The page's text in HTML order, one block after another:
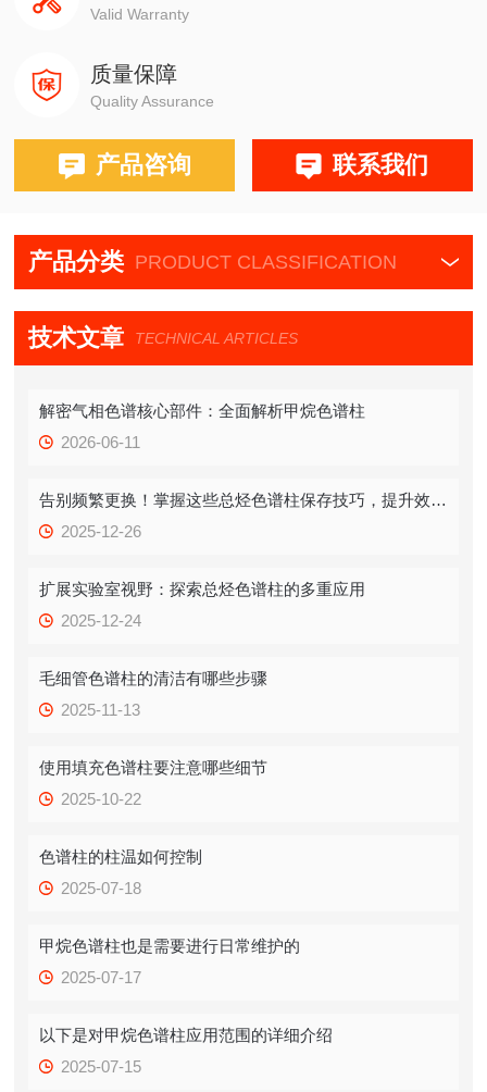
赛默飞1310,1300,1610,1600
瓦里安3800系列
布鲁克PE580,590,680,690
Valid Warranty
质量保障
Quality Assurance
产品咨询 联系我们
产品分类 PRODUCT CLASSIFICATION
技术文章 TECHNICAL ARTICLES
解密气相色谱核心部件：全面解析甲烷色谱柱
2026-06-11
告别频繁更换！掌握这些总烃色谱柱保存技巧，提升效率！
2025-12-26
扩展实验室视野：探索总烃色谱柱的多重应用
2025-12-24
毛细管色谱柱的清洁有哪些步骤
2025-11-13
使用填充色谱柱要注意哪些细节
2025-10-22
色谱柱的柱温如何控制
2025-07-18
甲烷色谱柱也是需要进行日常维护的
2025-07-17
以下是对甲烷色谱柱应用范围的详细介绍
2025-07-15